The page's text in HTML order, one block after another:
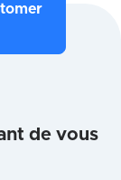
de vous